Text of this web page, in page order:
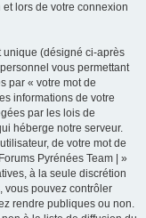
lors de votre connexion
unique (désigné ci-après
vous permettant
par « votre mot de
informations de votre
par les lois de
héberge notre serveur.
de votre mot de
Pyrénées Team | »
à la seule discrétion
vous pouvez contrôler
rendre publiques ou non.